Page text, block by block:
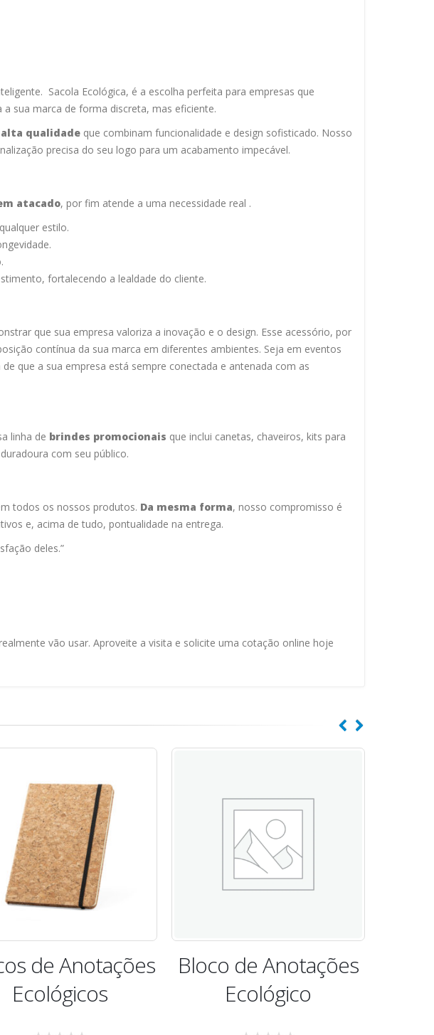
Sacola Ecológica, é a escolha perfeita para empresas que
sua marca de forma discreta, mas eficiente.
alta qualidade que combinam funcionalidade e design sofisticado. Nosso
precisa do seu logo para um acabamento impecável.
atacado, por fim atende a uma necessidade real .
estilo.
fortalecendo a lealdade do cliente.
que sua empresa valoriza a inovação e o design. Esse acessório, por
contínua da sua marca em diferentes ambientes. Seja em eventos
que a sua empresa está sempre conectada e antenada com as
linha de brindes promocionais que inclui canetas, chaveiros, kits para
com seu público.
todos os nossos produtos. Da mesma forma, nosso compromisso é
e, acima de tudo, pontualidade na entrega.
deles.”
vão usar. Aproveite a visita e solicite uma cotação online hoje
de Anotações
Ecológico
Bloco de Anotações
Ecológico